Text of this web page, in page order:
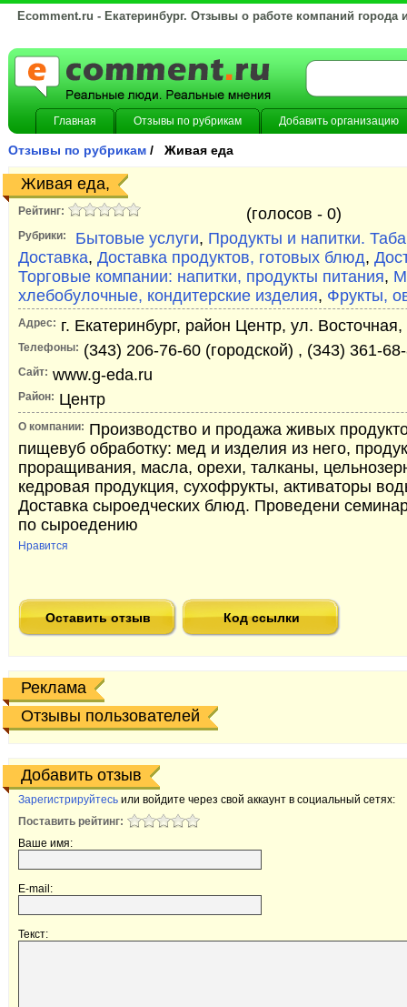
Ecomment.ru - Екатеринбург. Отзывы о работе компаний города
Главная Отзывы по рубрикам Добавить организацию
Отзывы по рубрикам / Живая еда
Живая еда,
Рейтинг: (голосов - 0)
Рубрики: Бытовые услуги, Продукты и напитки.
Доставка, Доставка продуктов, готовых блюд,
Торговые компании: напитки, продукты питания,
хлебобулочные, кондитерские изделия, Фрукты,
Адрес: г. Екатеринбург, район Центр, ул.
Телефоны: (343) 206-76-60 (городской) , (343) 361-
Сайт: www.g-eda.ru
Район: Центр
О компании: Производство и продажа живых
пищевуб обработку: мед и изделия из него,
проращивания, масла, орехи, талканы,
кедровая продукция, сухофрукты, активаторы
Доставка сыроедческих блюд. Проведени
по сыроедению
Нравится
Оставить отзыв Код ссылки
Реклама
Отзывы пользователей
Добавить отзыв
Зарегистрируйтесь или войдите через свой аккаунт в социальный сетях:
Поставить рейтинг:
Ваше имя:
E-mail:
Текст: